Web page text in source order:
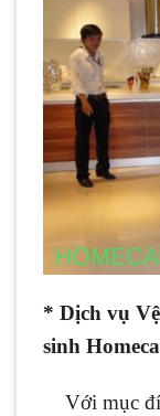
* Dịch vụ
sinh
Với mục